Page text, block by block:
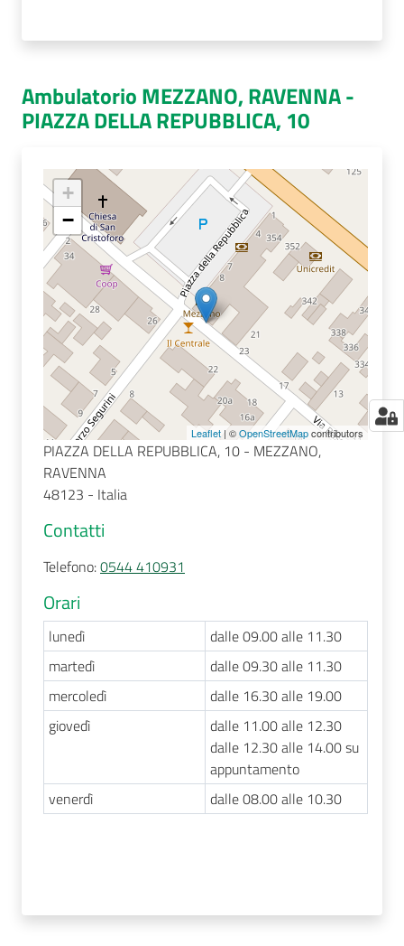
Ambulatorio MEZZANO, RAVENNA -
PIAZZA DELLA REPUBBLICA, 10
+
−
Leaflet | ©OpenStreetMapcontributors
PIAZZA DELLA REPUBBLICA, 10 - MEZZANO,
RAVENNA
48123 - Italia
Contatti
Telefono:0544 410931
Orari
lunedì
dalle 09.00 alle 11.30
martedì
dalle 09.30 alle 11.30
mercoledì
dalle 16.30 alle 19.00
giovedì
dalle 11.00 alle 12.30
dalle 12.30 alle 14.00 su
appuntamento
venerdì
dalle 08.00 alle 10.30